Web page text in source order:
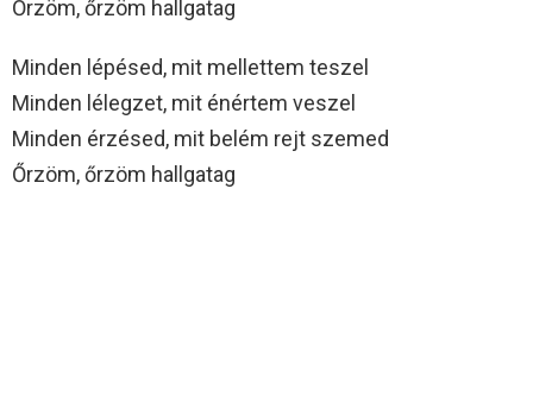
Őrzöm, őrzöm hallgatag
Minden lépésed, mit mellettem teszel
Minden lélegzet, mit énértem veszel
Minden érzésed, mit belém rejt szemed
Őrzöm, őrzöm hallgatag